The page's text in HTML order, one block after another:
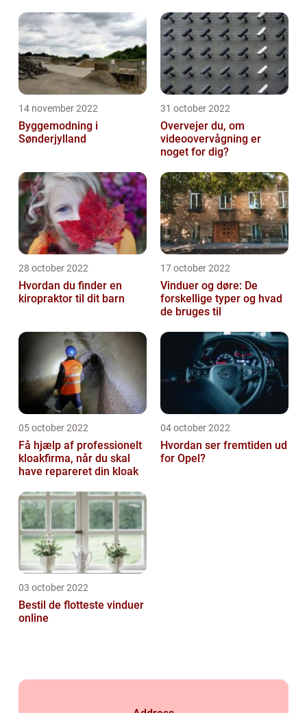
14 november 2022
Byggemodning i
Sønderjylland
31 october 2022
Overvejer du, om
videoovervågning er
noget for dig?
28 october 2022
Hvordan du finder en
kiropraktor til dit barn
17 october 2022
Vinduer og døre: De
forskellige typer og hvad
de bruges til
05 october 2022
Få hjælp af professionelt
kloakfirma, når du skal
have repareret din kloak
04 october 2022
Hvordan ser fremtiden ud
for Opel?
03 october 2022
Bestil de flotteste vinduer
online